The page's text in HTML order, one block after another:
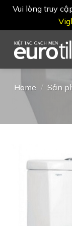
Vui lòng truy
content
Home / Sản